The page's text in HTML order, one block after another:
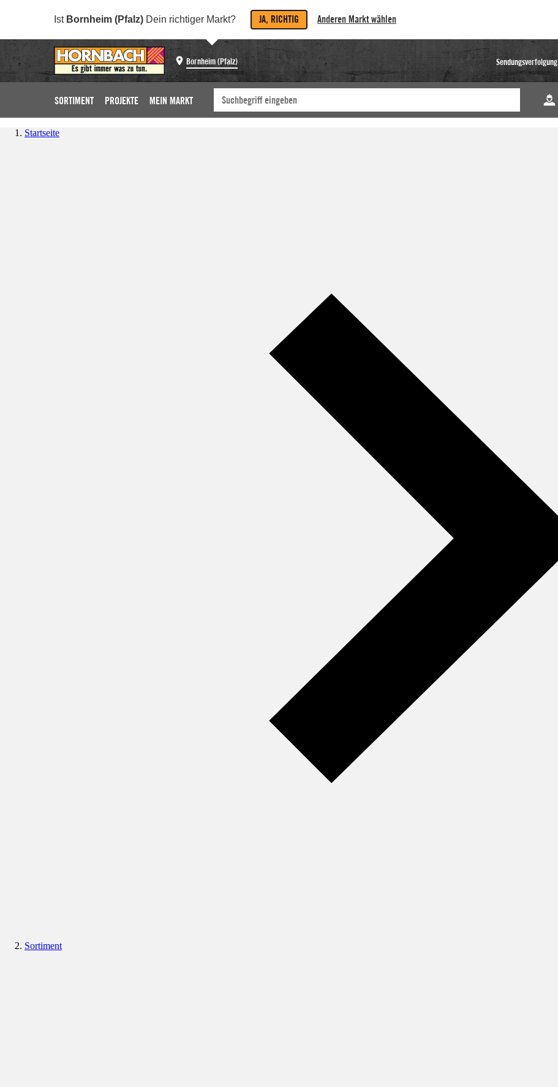
Ist Bornheim (Pfalz) Dein richtiger Markt? JA, RICHTIG Anderen Markt wählen
Bornheim (Pfalz) Sendungsverfolgung
SORTIMENT PROJEKTE MEIN MARKT
Startseite
Sortiment